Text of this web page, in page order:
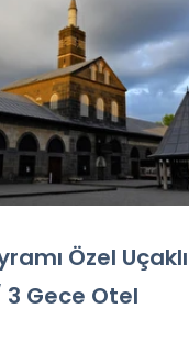
Özel
Gece Otel